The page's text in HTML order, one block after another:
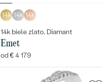
14k 14k 14k
14k biele zlato, Diamant
Emet
od € 4 179